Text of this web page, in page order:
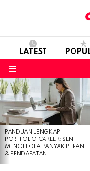
LATEST
LATEST
STORIES
PANDUAN LENGKAP
PORTFOLIO CAREER: SENI
MENGELOLA BANYAK PERAN
& PENDAPATAN